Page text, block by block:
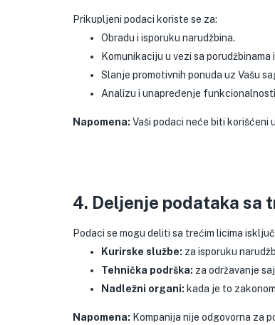
Prikupljeni podaci koriste se za:
Obradu i isporuku narudžbina.
Komunikaciju u vezi sa porudžbinama
Slanje promotivnih ponuda uz Vašu
Analizu i unapređenje
Napomena: Vaši podaci neće biti korišćeni
4. Deljenje podataka sa
Podaci se mogu deliti sa trećim licima
Kurirske službe: za isporuku
Tehnička podrška: za održavanje
Nadležni organi: kada je to
Napomena: Kompanija nije odgovorna za